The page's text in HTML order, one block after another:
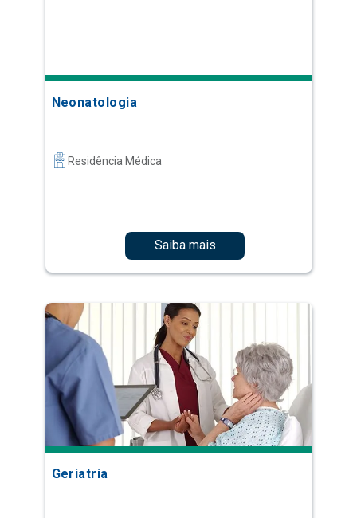
Neonatologia
Residência Médica
Saiba mais
Geriatria